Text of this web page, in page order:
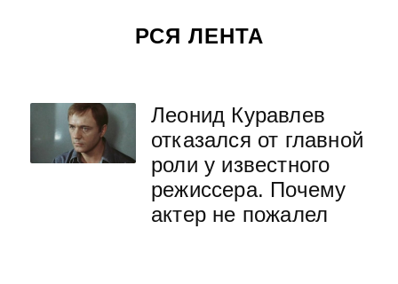
РСЯ ЛЕНТА
Леонид Куравлев
отказался от главной
роли у известного
режиссера. Почему
актер не пожалел